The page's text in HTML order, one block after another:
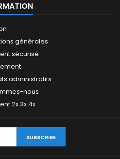
générales
sécurisé
administratifs
nous
2x 3x 4x
SUBSCRIBE